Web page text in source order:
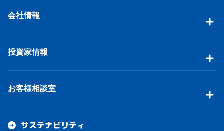
会社情報
投資家情報
お客様相談室
サステナビリティ